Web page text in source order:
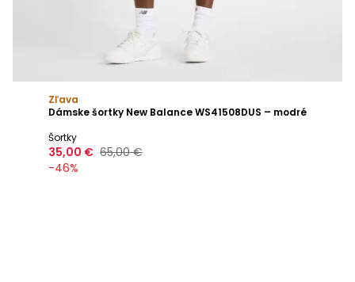
Zľava
Dámske šortky New Balance WS41508DUS – modré
Šortky
35,00 € 65,00 €
-46%